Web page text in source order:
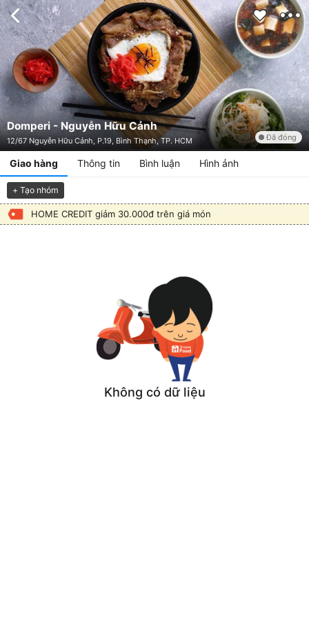
Domperi - Nguyễn Hữu Cảnh
12/67 Nguyễn Hữu Cảnh, P.19, Bình Thạnh, TP. HCM Đã đóng
Giao hàng Thông tin Bình luận Hình ảnh
+ Tạo nhóm
HOME CREDIT giảm 30.000đ trên giá món
Không có dữ liệu